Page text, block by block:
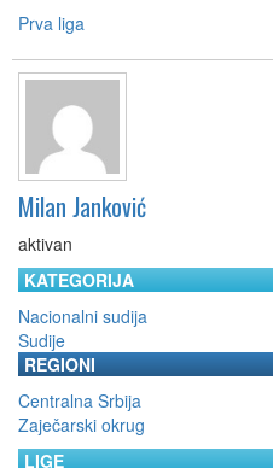
Prva liga
Milan Janković
aktivan
KATEGORIJA
Nacionalni sudija
Sudije
REGIONI
Centralna Srbija
Zaječarski okrug
LIGE